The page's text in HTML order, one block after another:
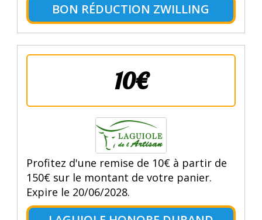
BON RÉDUCTION ZWILLING
10€
Profitez d'une remise de 10€ à partir de
150€ sur le montant de votre panier.
Expire le 20/06/2028.